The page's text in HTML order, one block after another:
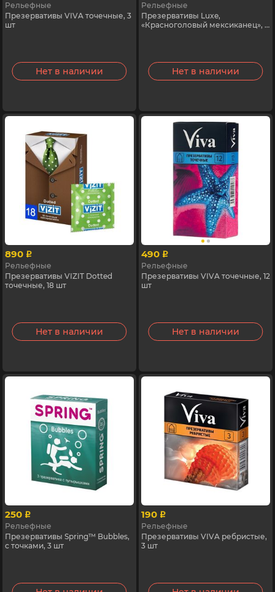
Рельефные
Презервативы VIVA точечные, 3
шт
Нет в наличии
Рельефные
Презервативы Luxe,
«Красноголовый мексиканец», 3
Нет в наличии
890 p
Рельефные
Презервативы VIZIT Dotted
точечные, 18 шт
Нет в наличии
490 p
Рельефные
Презервативы VIVA точечные, 12
шт
Нет в наличии
250 p
Рельефные
Презервативы Spring™ Bubbles,
с точками, 3 шт
190 p
Рельефные
Презервативы VIVA ребристые,
3 шт